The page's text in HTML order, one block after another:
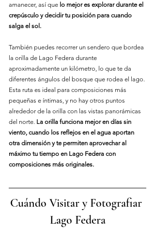
amanecer, así que lo mejor es explorar durante el
crepúsculo y decidir tu posición para cuando
salga el sol.
También puedes recorrer un sendero que bordea
la orilla de Lago Federa durante
aproximadamente un kilómetro, lo que te da
diferentes ángulos del bosque que rodea el lago.
Esta ruta es ideal para composiciones más
pequeñas e íntimas, y no hay otros puntos
alrededor de la orilla con las vistas panorámicas
del norte. La orilla funciona mejor en días sin
viento, cuando los reflejos en el agua aportan
otra dimensión y te permiten aprovechar al
máximo tu tiempo en Lago Federa con
composiciones más originales.
Cuándo Visitar y Fotografiar
Lago Federa